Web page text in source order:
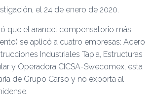
el 24 de enero de 2020.
que el arancel compensatorio más
se aplicó a cuatro empresas: Acero
Industriales Tapia, Estructuras
y Operadora CICSA-Swecomex, esta
de Grupo Carso y no exporta al